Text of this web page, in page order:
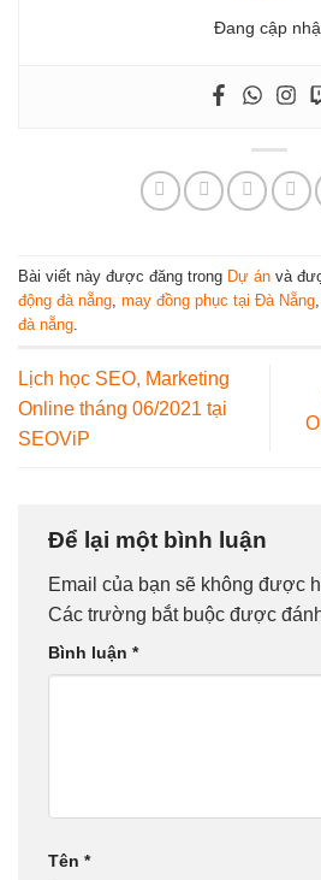
Đang cập
Bài viết này được đăng trong Dự án và
động đà nẵng may đồng phục tại Đà Nẵng
đà nẵng
Lịch học SEO, Marketing
Online tháng 06/2021 tại
SEOViP
Để lại một bình luận
Email của bạn sẽ không được
Các trường bắt buộc được
Bình luận *
Tên *